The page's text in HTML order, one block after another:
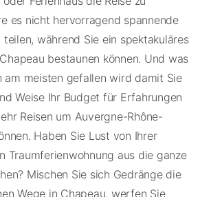
es nicht hervorragend spannende
teilen, während Sie ein spektakuläres
bestaunen können. Und was
am meisten gefallen wird damit Sie
Weise Ihr Budget für Erfahrungen
Reisen um Auvergne-Rhône-
Haben Sie Lust von Ihrer
Traumferienwohnung aus die ganze
Mischen Sie sich Gedränge die
Wege in Chapeau, werfen Sie